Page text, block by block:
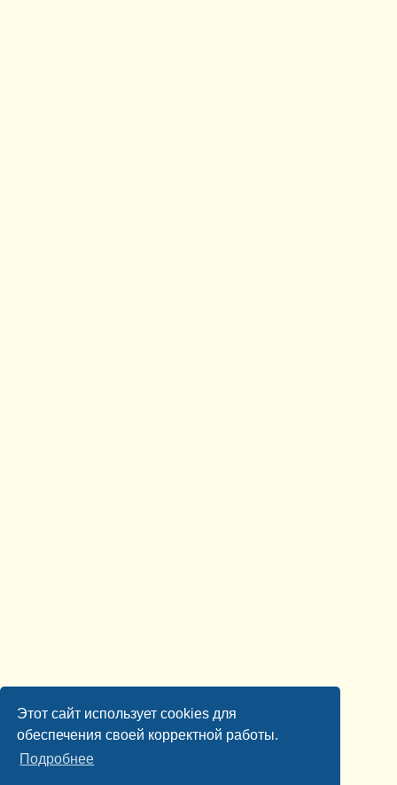
Этот сайт использует cookies для
обеспечения своей корректной работы.
Подробнее